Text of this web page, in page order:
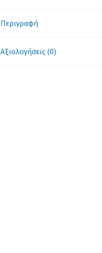
Περιγραφή
Αξιολογήσεις (0)